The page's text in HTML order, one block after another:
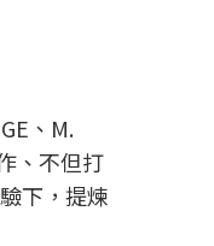
、M.
、不但打
下，提煉